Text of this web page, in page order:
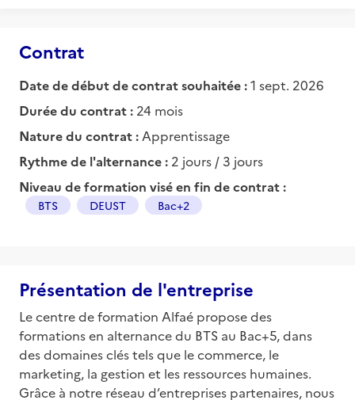
Contrat
Date de début de contrat souhaitée :1 sept. 2026
Durée du contrat : 24 mois
Nature du contrat : Apprentissage
Rythme de l'alternance : 2 jours / 3 jours
Niveau de formation visé en fin de contrat :
BTS DEUST Bac+2
Présentation de l'entreprise
Le centre de formation Alfaé propose des
formations en alternance du BTS au Bac+5, dans
des domaines clés tels que le commerce, le
marketing, la gestion et les ressources humaines.
Grâce à notre réseau d’entreprises partenaires, nous